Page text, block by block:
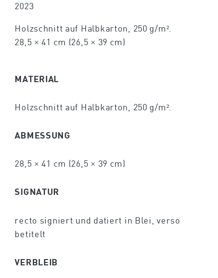
2023
Holzschnitt auf Halbkarton, 250 g/m².
28,5 × 41 cm (26,5 × 39 cm)
MATERIAL
Holzschnitt auf Halbkarton, 250 g/m².
ABMESSUNG
28,5 × 41 cm (26,5 × 39 cm)
SIGNATUR
recto signiert und datiert in Blei, verso
betitelt
VERBLEIB